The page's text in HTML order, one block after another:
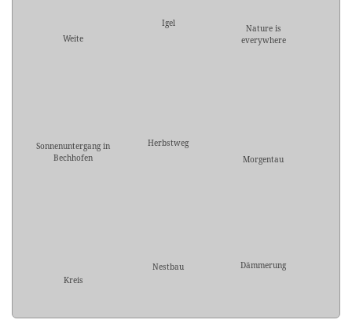
Weite
Igel
Nature is
everywhere
Sonnenuntergang in
Bechhofen
Herbstweg
Morgentau
Kreis
Nestbau Dämmerung